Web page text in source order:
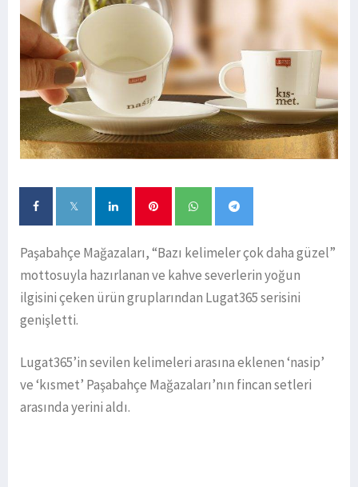
Paşabahçe Mağazaları, “Bazı kelimeler çok daha güzel”
mottosuyla hazırlanan ve kahve severlerin yoğun
ilgisini çeken ürün gruplarından Lugat365 serisini
genişletti.
Lugat365’in sevilen kelimeleri arasına eklenen ‘nasip’
ve ‘kısmet’ Paşabahçe Mağazaları’nın fincan setleri
arasında yerini aldı.